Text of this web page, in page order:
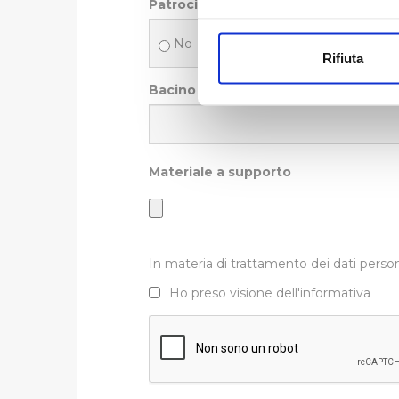
Identificare il tuo
digitali).
Utilizziamo dei cookie
modo in cui l’Utente
Cliccando su "Accetta
Rifiuta
Patrocinio (indicare solo se Ente
No
Bacino d'utenza/numero di
Materiale a supporto
In materia di trattamento dei dati
Ho preso visione dell'informativa